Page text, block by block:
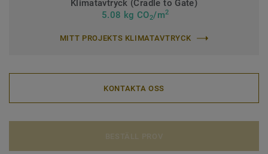
Klimatavtryck (Cradle to Gate)
5.08 kg CO2/m2
MITT PROJEKTS KLIMATAVTRYCK
KONTAKTA OSS